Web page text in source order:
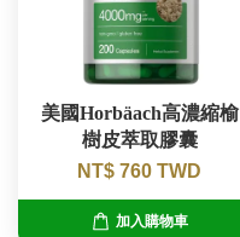
美國Horbäach高濃縮榆
樹皮萃取膠囊
NT$ 760 TWD
加入購物車